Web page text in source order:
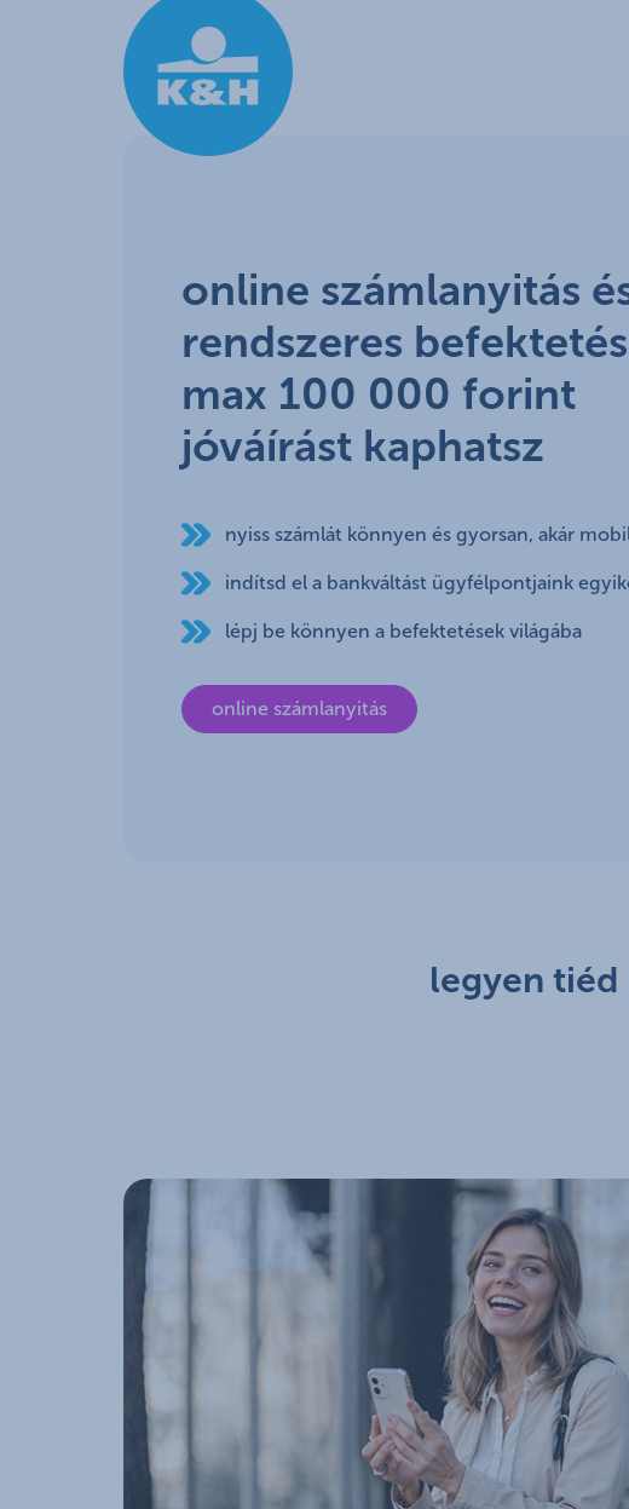
Ugrás a fő tartalomhoz
online számlanyitás
rendszeres
max 100 000 forint
jóváírást kaphatsz
nyiss számlát könnyen és gyorsan, akár
indítsd el a bankváltást ügyfélpontjaink
lépj be könnyen a befektetések világába
online számlanyitás
legyen